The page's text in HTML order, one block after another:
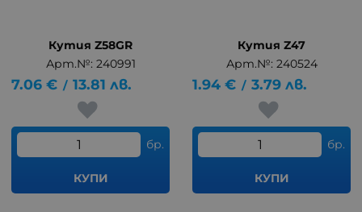
Кутия Z58GR
Арт.№: 240991
7.06 € / 13.81 лв.
бр.
КУПИ
Кутия Z47
Арт.№: 240524
1.94 € / 3.79 лв.
бр.
КУПИ